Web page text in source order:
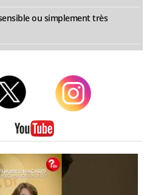
ou simplement très